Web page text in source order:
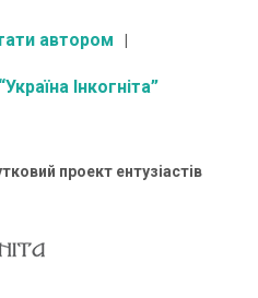
автором
Інкогніта”
проект ентузіастів